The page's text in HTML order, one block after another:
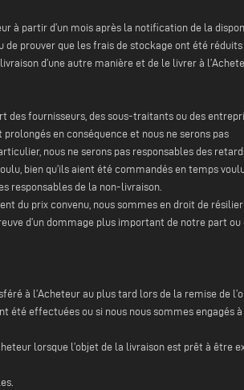
à partir d’un mois après la notification de la
de prouver que les frais de stockage ont été
d’une autre manière et de le livrer à
des fournisseurs, des sous-traitants ou des
en conséquence et nous ne serons pas
nous ne serons pas responsables des
bien qu’ils aient été commandés en temps
responsables de la non-livraison.
du prix convenu, nous sommes en droit de
d’un dommage plus important de notre part ou
à l’Acheteur au plus tard lors de la remise de
été effectuées ou si nous nous sommes engagés
lorsque l’objet de la livraison est prêt à être